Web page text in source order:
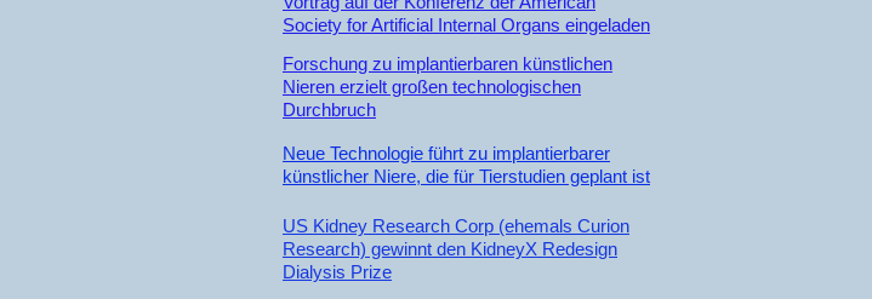
Society for Artificial Internal Organs eingeladen
Forschung zu implantierbaren künstlichen
Nieren erzielt großen technologischen
Durchbruch
Neue Technologie führt zu implantierbarer
künstlicher Niere, die für Tierstudien geplant ist
US Kidney Research Corp (ehemals Curion
Research) gewinnt den KidneyX Redesign
Dialysis Prize